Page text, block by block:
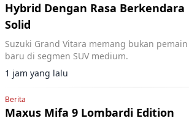
Hybrid Dengan Rasa Berkendara
Solid
Suzuki Grand Vitara memang bukan pemain
baru di segmen SUV medium.
1 jam yang lalu
Berita
Maxus Mifa 9 Lombardi Edition